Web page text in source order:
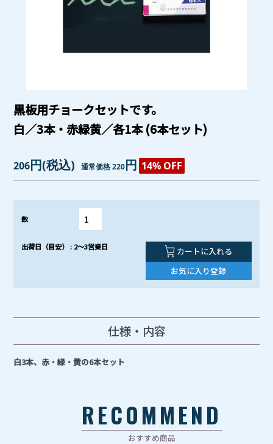
黒板用チョークセットです。
白／3本・赤緑黄／各1本 (6本セット)
206円(税込) 通常価格 220円 14% OFF
数
出荷日（目安） : 2～3営業日
カートに入れる
お気に入り登録
仕様・内容
白3本、赤・緑・黄の6本セット
RECOMMEND
おすすめ商品